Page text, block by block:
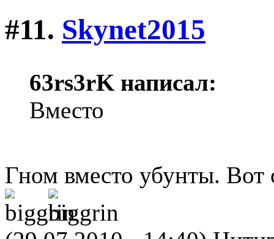
#11. Skynet2015
63rs3rK написал:
Вместо
Гном вместо убунты. Вот